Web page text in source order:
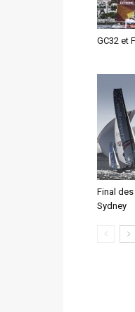
GC32 et
Final
Sydney